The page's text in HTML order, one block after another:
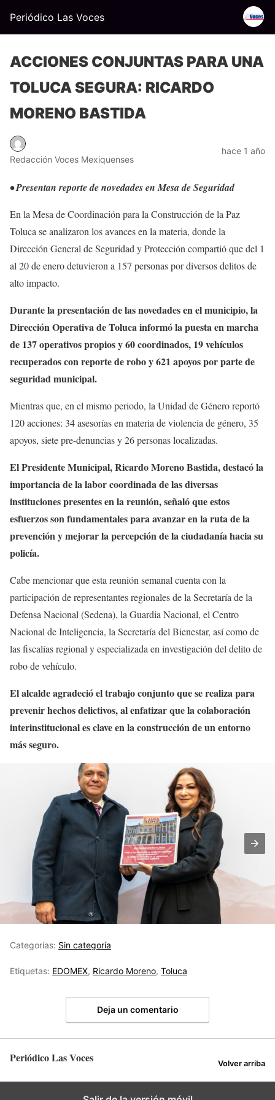
Periódico Las Voces
ACCIONES CONJUNTAS PARA UNA
TOLUCA SEGURA: RICARDO
MORENO BASTIDA
Redacción Voces Mexiquenses
hace 1 año
• Presentan reporte de novedades en Mesa de Seguridad
En la Mesa de Coordinación para la Construcción de la Paz
Toluca se analizaron los avances en la materia, donde la
Dirección General de Seguridad y Protección compartió que del 1
al 20 de enero detuvieron a 157 personas por diversos delitos de
alto impacto.
Durante la presentación de las novedades en el municipio, la
Dirección Operativa de Toluca informó la puesta en marcha
de 137 operativos propios y 60 coordinados, 19 vehículos
recuperados con reporte de robo y 621 apoyos por parte de
seguridad municipal.
Mientras que, en el mismo periodo, la Unidad de Género reportó
120 acciones: 34 asesorías en materia de violencia de género, 35
apoyos, siete pre-denuncias y 26 personas localizadas.
El Presidente Municipal, Ricardo Moreno Bastida, destacó la
importancia de la labor coordinada de las diversas
instituciones presentes en la reunión, señaló que estos
esfuerzos son fundamentales para avanzar en la ruta de la
prevención y mejorar la percepción de la ciudadanía hacia su
policía.
Cabe mencionar que esta reunión semanal cuenta con la
participación de representantes regionales de la Secretaría de la
Defensa Nacional (Sedena), la Guardia Nacional, el Centro
Nacional de Inteligencia, la Secretaría del Bienestar, así como de
las fiscalías regional y especializada en investigación del delito de
robo de vehículo.
El alcalde agradeció el trabajo conjunto que se realiza para
prevenir hechos delictivos, al enfatizar que la colaboración
interinstitucional es clave en la construcción de un entorno
más seguro.
Categorías: Sin categoría
Etiquetas: EDOMEX, Ricardo Moreno, Toluca
Deja un comentario
Periódico Las Voces Volver arriba